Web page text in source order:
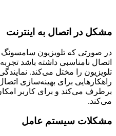
مشکل در اتصال به اینترنت
در صورتی که تلویزیون سامسونگ
اتصال نامناسبی داشته باشد
تلویزیون را مختل می‌کند.
راهکارهایی برای بهینه‌سازی
برطرف می‌کند و برای کاربر امکان
می‌کند.
مشکلات سیستم عامل